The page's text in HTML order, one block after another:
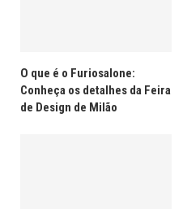
O que é o Furiosalone:
Conheça os detalhes da Feira
de Design de Milão